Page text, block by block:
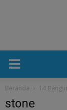
Beranda 14
stone